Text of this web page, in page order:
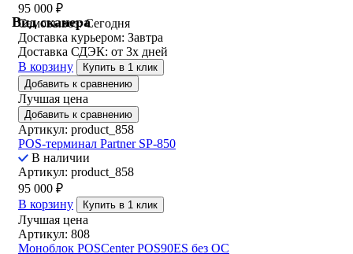
Вид сканера
95 000 ₽
Самовывоз:Сегодня
Доставка курьером: Завтра
Доставка СДЭК: от 3х дней
В корзину
Купить в 1 клик
Добавить к сравнению
Лучшая цена
Добавить к сравнению
Артикул: product_858
POS-терминал Partner SP-850
В наличии
Артикул: product_858
95 000 ₽
В корзину
Купить в 1 клик
Лучшая цена
Артикул: 808
Моноблок POSCenter POS90ES без ОС